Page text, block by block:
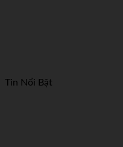
Tin Nổi Bật